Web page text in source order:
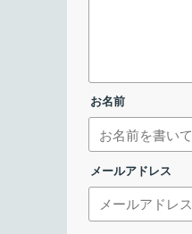
そのほか
セキュリティ
Tor Browser の
定が含まれてい
すが、設定を変
作者に寄付す
お名前
メールアドレス